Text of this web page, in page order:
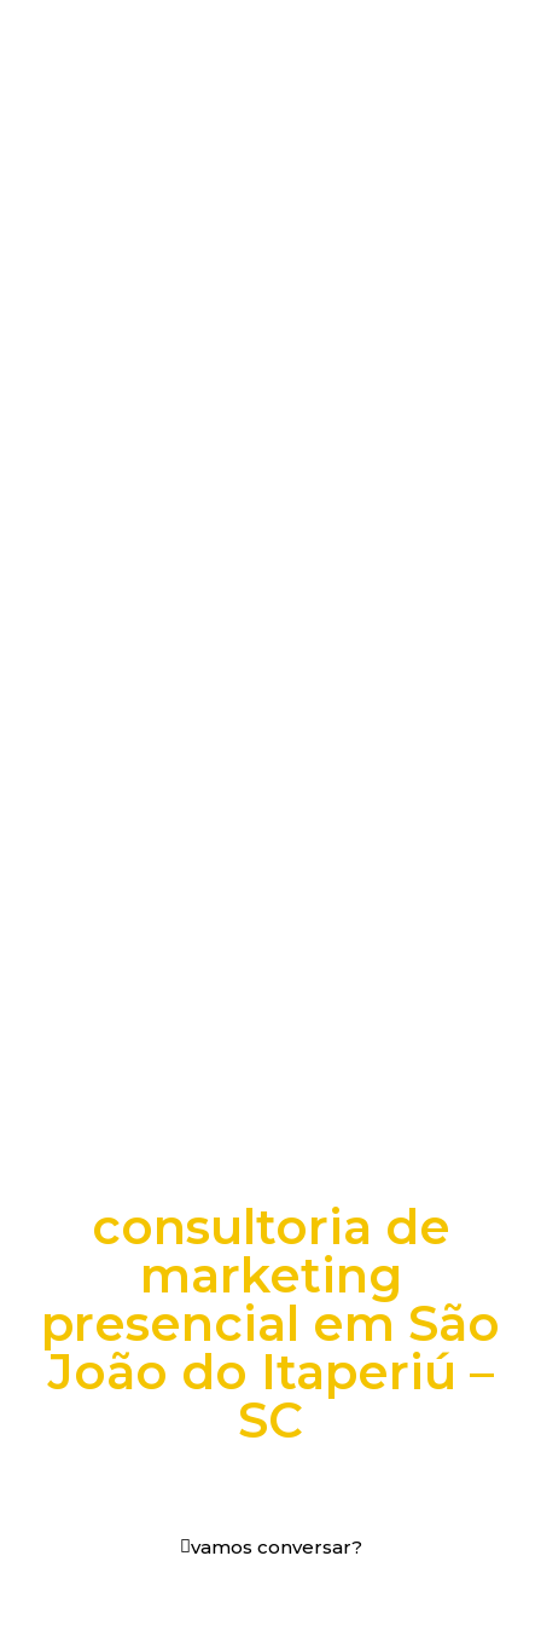
consultoria de
marketing
presencial em São
João do Itaperiú –
SC
vamos conversar?